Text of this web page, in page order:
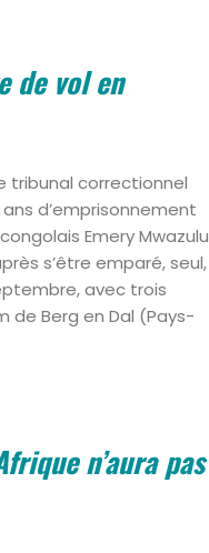
de vol en
tribunal correctionnel
d’emprisonnement
Emery Mwazulu
s’être emparé, seul,
avec trois
de Berg en Dal (Pays-
n’aura pas